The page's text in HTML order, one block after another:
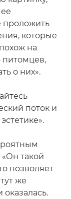
проложить
которые
на
питомцев,
о них».
поток и
такой
позволяет
же
оказалась.